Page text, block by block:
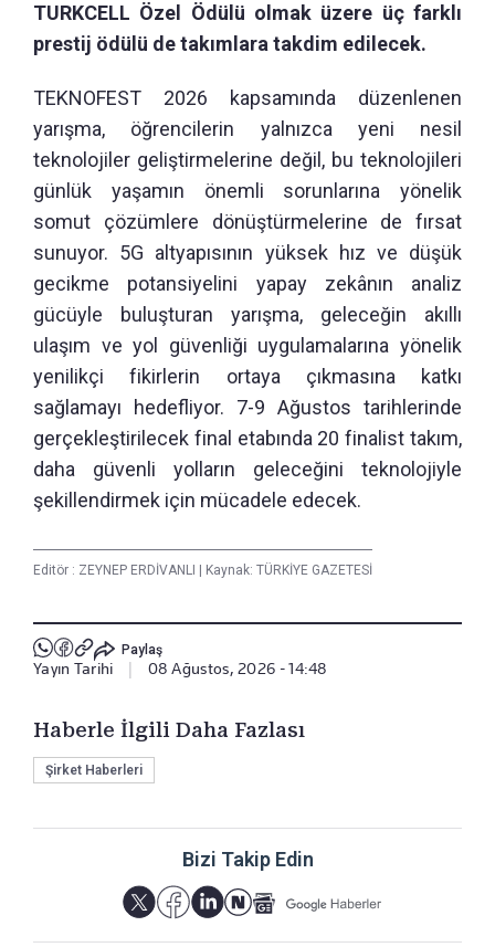
TURKCELL Özel Ödülü olmak üzere üç farklı
prestij ödülü de takımlara takdim edilecek.
TEKNOFEST 2026 kapsamında düzenlenen
yarışma, öğrencilerin yalnızca yeni nesil
teknolojiler geliştirmelerine değil, bu teknolojileri
günlük yaşamın önemli sorunlarına yönelik
somut çözümlere dönüştürmelerine de fırsat
sunuyor. 5G altyapısının yüksek hız ve düşük
gecikme potansiyelini yapay zekânın analiz
gücüyle buluşturan yarışma, geleceğin akıllı
ulaşım ve yol güvenliği uygulamalarına yönelik
yenilikçi fikirlerin ortaya çıkmasına katkı
sağlamayı hedefliyor. 7-9 Ağustos tarihlerinde
gerçekleştirilecek final etabında 20 finalist takım,
daha güvenli yolların geleceğini teknolojiyle
şekillendirmek için mücadele edecek.
Editör : ZEYNEP ERDİVANLI Kaynak: TÜRKİYE GAZETESİ
Paylaş
Yayın Tarihi 08 Ağustos, 2026 - 14:48
Haberle İlgili Daha Fazlası
Şirket Haberleri
Bizi Takip Edin